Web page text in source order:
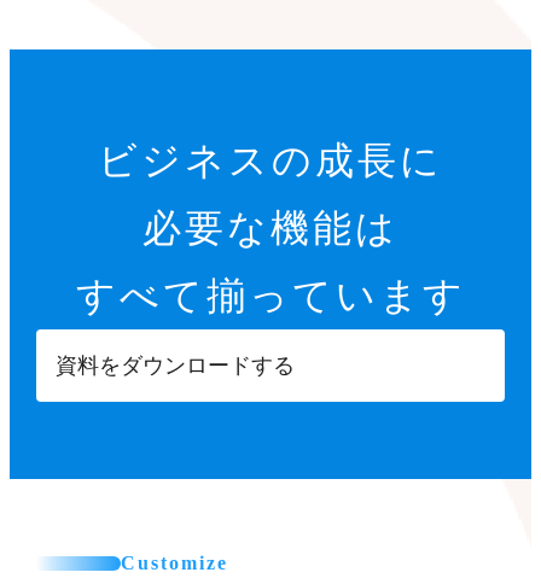
ビジネスの成長に
必要な機能は
すべて揃っています
資料をダウンロードする
Customize